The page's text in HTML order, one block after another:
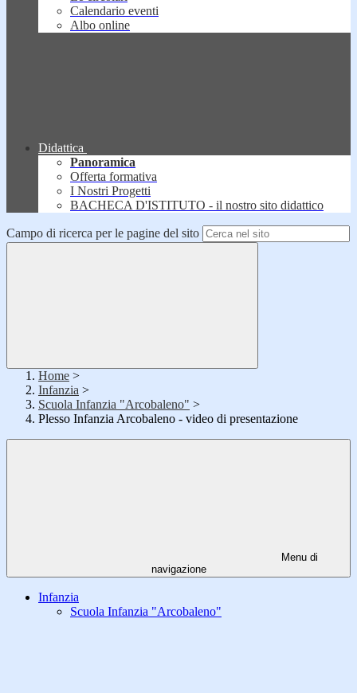
Calendario eventi
Albo online
Didattica
Panoramica
Offerta formativa
I Nostri Progetti
BACHECA D'ISTITUTO - il nostro sito didattico
Campo di ricerca per le pagine del sito
Home >
Infanzia >
Scuola Infanzia "Arcobaleno" >
Plesso Infanzia Arcobaleno - video di presentazione
Menu di
navigazione
Infanzia
Scuola Infanzia "Arcobaleno"